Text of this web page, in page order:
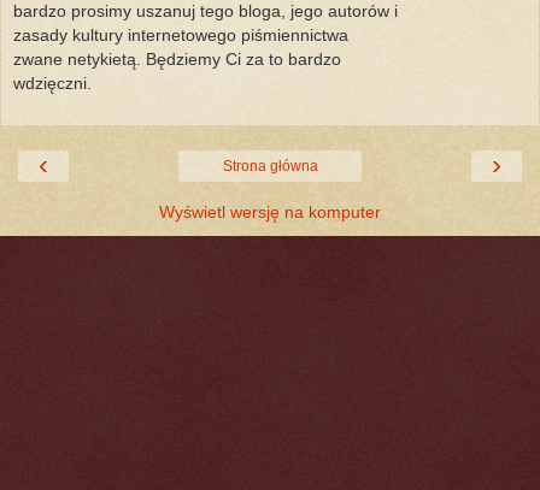
bardzo prosimy uszanuj tego bloga, jego autorów i
zasady kultury internetowego piśmiennictwa
zwane netykietą. Będziemy Ci za to bardzo
wdzięczni.
‹ ›
Strona główna
Wyświetl wersję na komputer